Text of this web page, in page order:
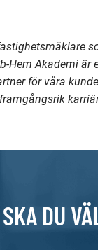
Hem Akademi är
för våra
framgångsrik
DU